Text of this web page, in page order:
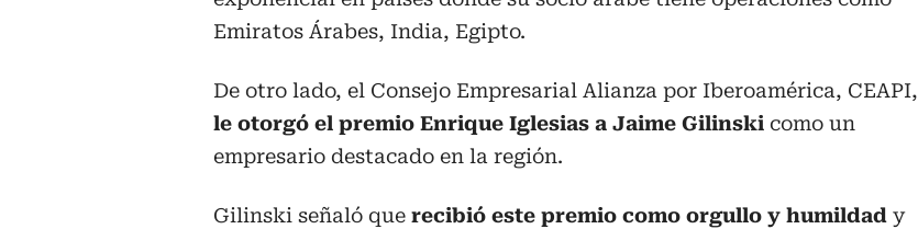
Emiratos Árabes, India, Egipto.
De otro lado, el Consejo Empresarial Alianza por Iberoamérica, CEAPI,
le otorgó el premio Enrique Iglesias a Jaime Gilinski como un
empresario destacado en la región.
Gilinski señaló que recibió este premio como orgullo y humildad y